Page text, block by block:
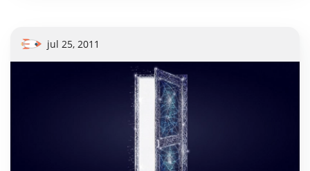
jul 25, 2011